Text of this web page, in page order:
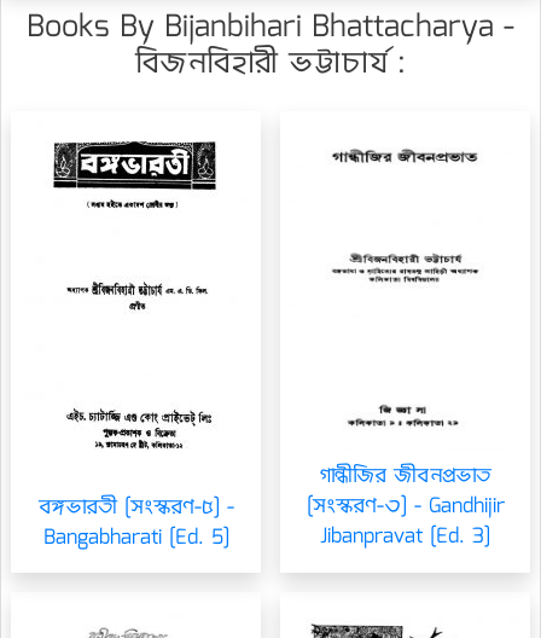
Books By Bijanbihari Bhattacharya -
বিজনবিহারী ভট্টাচার্য :
বঙ্গভারতী [সংস্করণ-৫] -
Bangabharati [Ed. 5]
গান্ধীজির জীবনপ্রভাত
[সংস্করণ-৩] - Gandhijir
Jibanpravat [Ed. 3]